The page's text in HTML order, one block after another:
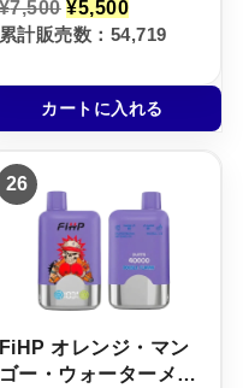
スフルーツアイス＆ア
ニコパフ】5%
¥7,500 元
の
価
は
¥
0
で
し
た
。
¥5,500現
在
の
格
は
¥
で
す
。
累計販売数：54,719
カートに入れる
26
FiHP オレンジ・マン
ゴー・ウォーターメロ